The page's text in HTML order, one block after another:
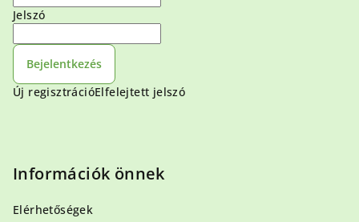
Jelszó
Bejelentkezés
Új regisztrációElfelejtett jelszó
Információk önnek
Elérhetőségek